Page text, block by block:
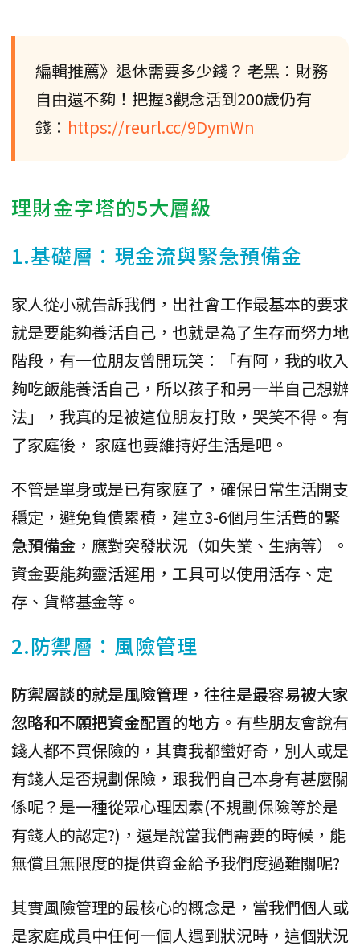
編輯推薦》退休需要多少錢？ 老黑：財務
自由還不夠！把握3觀念活到200歲仍有
錢： https://reurl.cc/9DymWn
理財金字塔的5大層級
1.基礎層：現金流與緊急預備金
家人從小就告訴我們，出社會工作最基本的要求
就是要能夠養活自己，也就是為了生存而努力地
階段，有一位朋友曾開玩笑：「有阿，我的收入
夠吃飯能養活自己，所以孩子和另一半自己想辦
法」，我真的是被這位朋友打敗，哭笑不得。有
了家庭後， 家庭也要維持好生活是吧。
不管是單身或是已有家庭了，確保日常生活開支
穩定，避免負債累積，建立3-6個月生活費的緊
急預備金 ，應對突發狀況（如失業、生病等）。
資金要能夠靈活運用，工具可以使用活存、定
存、貨幣基金等。
2.防禦層： 風險管理
防禦層談的就是風險管理，往往是最容易被大家
忽略和不願把資金配置的地方 。有些朋友會說有
錢人都不買保險的，其實我都蠻好奇，別人或是
有錢人是否規劃保險，跟我們自己本身有甚麼關
係呢？是一種從眾心理因素(不規劃保險等於是
有錢人的認定?)，還是說當我們需要的時候，能
無償且無限度的提供資金給予我們度過難關呢?
其實風險管理的最核心的概念是，當我們個人或
是家庭成員中任何一個人遇到狀況時，這個狀況